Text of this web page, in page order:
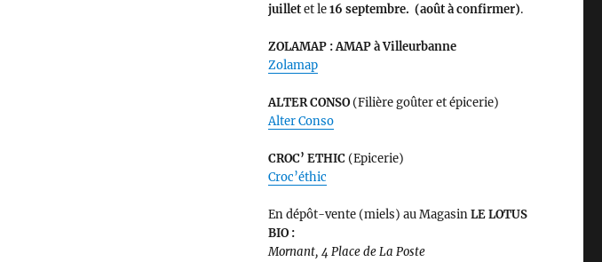
juilletet le16 septembre. (août à confirmer).
ZOLAMAP : AMAP à Villeurbanne
Zolamap
ALTER CONSO (Filière goûter et épicerie)
Alter Conso
CROC’ ETHIC (Epicerie)
Croc’éthic
En dépôt-vente (miels) au MagasinLE LOTUS
BIO :
Mornant, 4 Place de La Poste